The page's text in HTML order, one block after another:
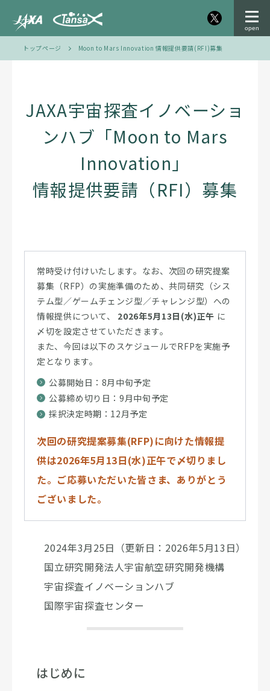
トップページ Moon to Mars Innovation 情報提供要請(RFI)募集
JAXA宇宙探査イノベーショ
ンハブ「Moon to Mars
Innovation」
情報提供要請（RFI）募集
常時受け付けいたします。なお、次回の研究提案
募集（RFP）の実施準備のため、共同研究（シス
テム型／ゲームチェンジ型／チャレンジ型）への
情報提供について、 2026年5月13日(水)正午 に
〆切を設定させていただきます。
また、今回は以下のスケジュールでRFPを実施予
定となります。
公募開始日：8月中旬予定
公募締め切り日：9月中旬予定
採択決定時期：12月予定
次回の研究提案募集(RFP)に向けた情報提
供は2026年5月13日(水)正午で〆切りまし
た。ご応募いただいた皆さま、ありがとう
ございました。
2024年3月25日（更新日：2026年5月13日）
国立研究開発法人宇宙航空研究開発機構
宇宙探査イノベーションハブ
国際宇宙探査センター
はじめに